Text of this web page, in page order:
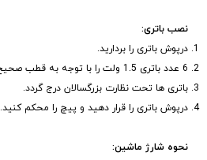
نصب باتری:
درپوش باتری را بردارید.
6 عدد باتری 1.5 ولت را با توجه به قطب صحیح درج نمایید.
باتری ها تحت نظارت بزرگسالان درج گردد.
درپوش باتری را قرار دهید و پیچ را محکم کنید.
نحوه شارژ ماشین: